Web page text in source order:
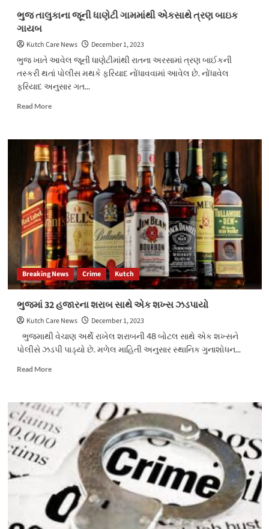
કરાઈ
ભુજ તાલુકાના જૂની ધાણેટી ગામમાંથી એકસાથે ત્રણ બાઇક
ગાયબ
Kutch Care News
December 1, 2023
ભુજ ખાતે આવેલ જૂની ધાણેટીમાંથી રાતના અરસામાં ત્રણ બાઈકની
તસ્કરી થતાં પોલીસ મથકે ફરિયાદ નોંધાવવામાં આવેલ છે. નોંધાવેલ
ફરિયાદ અનુસાર ગત...
Read MoreRead
ભુજ
તાલુકાના
જૂની
ધાણેટી
ગામમાંથી
એકસાથે
ત્રણ
બાઇક
ગાયબ
Breaking News Crime Kutch
ભુજમાં 32 હજારના શરાબ સાથે એક શખ્સ ઝડપાયો
Kutch Care News
December 1, 2023
ભુજમાથી વેચાણ અર્થે રાખેલ શરાબની 48 બોટલ સાથે એક શખ્સને
પોલીસે ઝડપી પાડ્યો છે. મળેલ માહિતી અનુસાર સ્થાનિક ગુનાશોધન...
Read MoreRead
ભુજમાં
32
હજારના
શરાબ
સાથે
ઝડપાયો